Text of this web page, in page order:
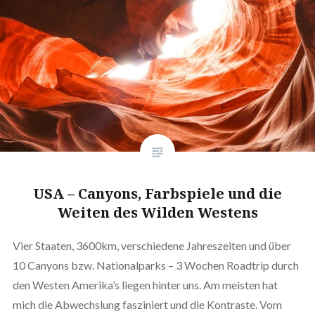
USA – Canyons, Farbspiele und die
Weiten des Wilden Westens
Vier Staaten, 3600km, verschiedene Jahreszeiten und über
10 Canyons bzw. Nationalparks – 3 Wochen Roadtrip durch
den Westen Amerika’s liegen hinter uns. Am meisten hat
mich die Abwechslung fasziniert und die Kontraste. Vom